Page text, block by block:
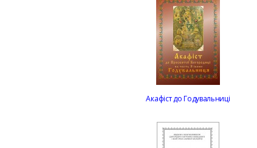
Акафіст до Годувальниці